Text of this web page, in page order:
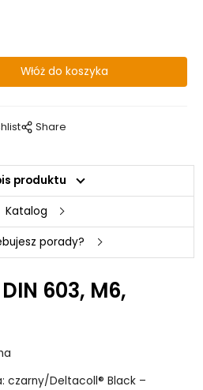
Share
produktu
Katalog
porady?
603, M6,
czarny/Deltacoll® Black –